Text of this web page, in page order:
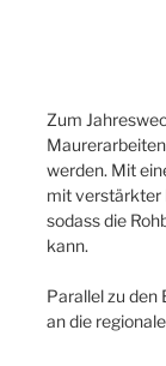
Zum
werden. Mit
mit verstärkter
sodass die
kann.
Parallel zu den
an die